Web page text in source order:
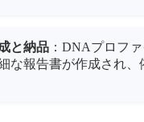
と納品 ：DNAプロフ
な報告書が作成され、